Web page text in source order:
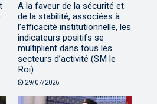
A la faveur de la sécurité et
de la stabilité, associées à
l’efficacité institutionnelle, les
indicateurs positifs se
multiplient dans tous les
secteurs d’activité (SM le
Roi)
29/07/2026